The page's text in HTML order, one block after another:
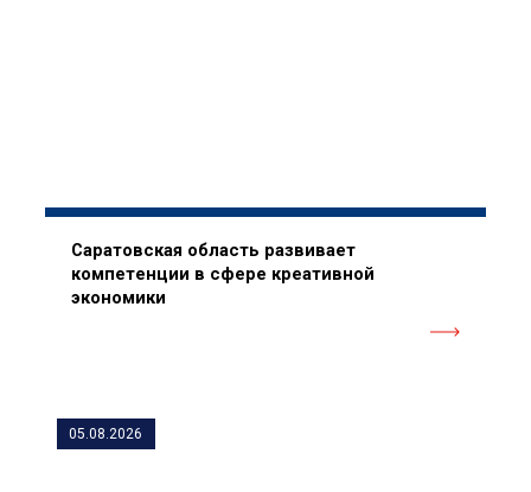
Саратовская область развивает
компетенции в сфере креативной
экономики
05.08.2026